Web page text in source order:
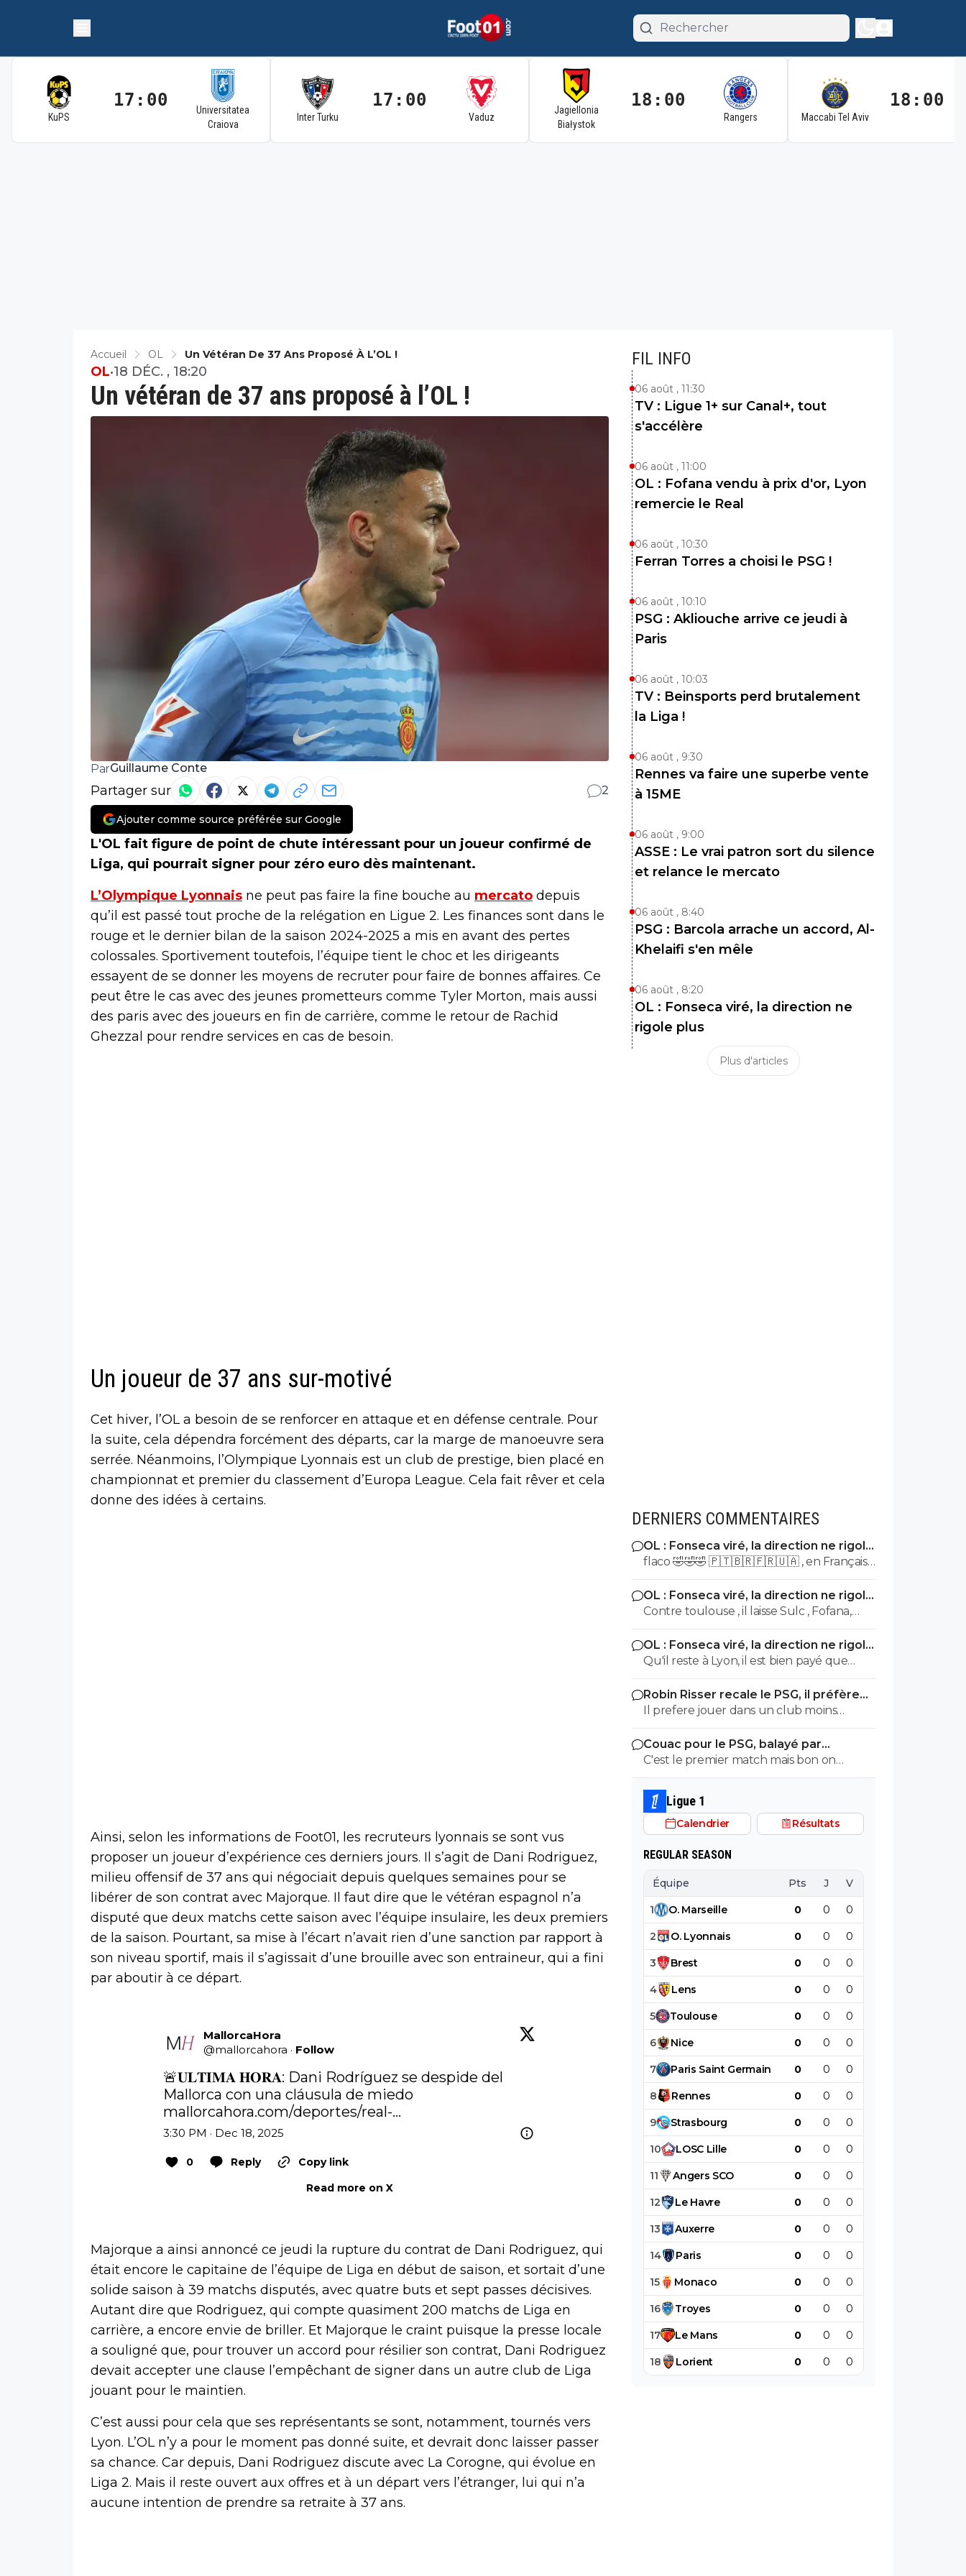
KuPS
17:00
Universitatea
Craiova
Inter Turku
17:00
Vaduz
Jagiellonia
Białystok
18:00
Rangers Maccabi Tel Aviv
18:00
Accueil OL Un Vétéran De 37 Ans Proposé À L’OL !
Un vétéran de 37 ans proposé à l’OL !
OL•18 DÉC. , 18:20
ParGuillaume Conte
Partager sur 2
Ajouter comme source préférée sur Google
L'OL fait figure de point de chute intéressant pour un joueur confirmé de
Liga, qui pourrait signer pour zéro euro dès maintenant.
L’Olympique Lyonnais ne peut pas faire la fine bouche au mercato depuis
qu’il est passé tout proche de la relégation en Ligue 2. Les finances sont dans le
rouge et le dernier bilan de la saison 2024-2025 a mis en avant des pertes
colossales. Sportivement toutefois, l’équipe tient le choc et les dirigeants
essayent de se donner les moyens de recruter pour faire de bonnes affaires. Ce
peut être le cas avec des jeunes prometteurs comme Tyler Morton, mais aussi
des paris avec des joueurs en fin de carrière, comme le retour de Rachid
Ghezzal pour rendre services en cas de besoin.
Un joueur de 37 ans sur-motivé
Cet hiver, l’OL a besoin de se renforcer en attaque et en défense centrale. Pour
la suite, cela dépendra forcément des départs, car la marge de manoeuvre sera
serrée. Néanmoins, l’Olympique Lyonnais est un club de prestige, bien placé en
championnat et premier du classement d’Europa League. Cela fait rêver et cela
donne des idées à certains.
Ainsi, selon les informations de Foot01, les recruteurs lyonnais se sont vus
proposer un joueur d’expérience ces derniers jours. Il s’agit de Dani Rodriguez,
milieu offensif de 37 ans qui négociait depuis quelques semaines pour se
libérer de son contrat avec Majorque. Il faut dire que le vétéran espagnol n’a
disputé que deux matchs cette saison avec l’équipe insulaire, les deux premiers
de la saison. Pourtant, sa mise à l’écart n’avait rien d’une sanction par rapport à
son niveau sportif, mais il s’agissait d’une brouille avec son entraineur, qui a fini
par aboutir à ce départ.
MallorcaHora
@mallorcahora · Follow
🚨𝐔𝐋𝐓𝐈𝐌𝐀 𝐇𝐎𝐑𝐀: Dani Rodríguez se despide del
mallorcahora.com/deportes/real-…
3:30 PM · Dec 18, 2025
0 Reply
Copy link
Read more on X
Majorque a ainsi annoncé ce jeudi la rupture du contrat de Dani Rodriguez, qui
était encore le capitaine de l’équipe de Liga en début de saison, et sortait d’une
solide saison à 39 matchs disputés, avec quatre buts et sept passes décisives.
Autant dire que Rodriguez, qui compte quasiment 200 matchs de Liga en
carrière, a encore envie de briller. Et Majorque le craint puisque la presse locale
a souligné que, pour trouver un accord pour résilier son contrat, Dani Rodriguez
devait accepter une clause l’empêchant de signer dans un autre club de Liga
jouant pour le maintien.
C’est aussi pour cela que ses représentants se sont, notamment, tournés vers
Lyon. L’OL n’y a pour le moment pas donné suite, et devrait donc laisser passer
sa chance. Car depuis, Dani Rodriguez discute avec La Corogne, qui évolue en
Liga 2. Mais il reste ouvert aux offres et à un départ vers l’étranger, lui qui n’a
aucune intention de prendre sa retraite à 37 ans.
FIL INFO
06 août , 11:30
TV : Ligue 1+ sur Canal+, tout
s'accélère
06 août , 11:00
OL : Fofana vendu à prix d'or, Lyon
remercie le Real
06 août , 10:30
Ferran Torres a choisi le PSG !
06 août , 10:10
PSG : Akliouche arrive ce jeudi à
Paris
06 août , 10:03
TV : Beinsports perd brutalement
la Liga !
06 août , 9:30
Rennes va faire une superbe vente
à 15ME
06 août , 9:00
ASSE : Le vrai patron sort du silence
et relance le mercato
06 août , 8:40
PSG : Barcola arrache un accord, Al-
Khelaifi s'en mêle
06 août , 8:20
OL : Fonseca viré, la direction ne
rigole plus
Plus d'articles
DERNIERS COMMENTAIRES
OL : Fonseca viré, la direction ne rigole
plus
flaco 🤣🤣🤣 🇵🇹🇧🇷🇫🇷🇺🇦 , en Français ,
ce qui veut dire , stp ,?
OL : Fonseca viré, la direction ne rigole
plus
Contre toulouse , il laisse Sulc , Fofana,
tagliafico et Nuamah sur le banc... de plus
avec son délire de foutre Endrick en aillier,
tu te tapes l'autre plot nullissime de
Yaremtchuk... Voila voila
OL : Fonseca viré, la direction ne rigole
plus
Qu'il reste à Lyon, il est bien payé que
demander de plus
Robin Risser recale le PSG, il préfère
Lens
Il prefere jouer dans un club moins
huppé plutôt qu'essayer de réussir dans
un top club.C'est un choix
Couac pour le PSG, balayé par
Majorque en amical
C'est le premier match mais bon on
prefere la victoire.il ne faut pas en faire
tout un plat non plus vu le nombre de
joueurs absents.Mais ceux qui esperent
avoir du temps de jeu n'ont pas brillé
Ligue 1
Calendrier Résultats
REGULAR SEASON
Équipe Pts J V
1 O. Marseille 0 0 0
2 O. Lyonnais 0 0 0
3 Brest 0 0 0
4 Lens 0 0 0
5 Toulouse 0 0 0
6 Nice 0 0 0
7 Paris Saint Germain 0 0 0
8 Rennes 0 0 0
9 Strasbourg 0 0 0
10 LOSC Lille 0 0 0
11 Angers SCO 0 0 0
12 Le Havre 0 0 0
13 Auxerre 0 0 0
14 Paris 0 0 0
15 Monaco 0 0 0
16 Troyes 0 0 0
17 Le Mans 0 0 0
18 Lorient 0 0 0